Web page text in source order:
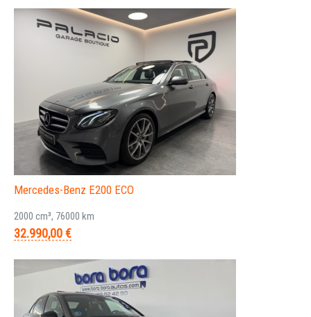
Mercedes-Benz E200 ECO
2000 cm³, 76000 km
32.990,00 €